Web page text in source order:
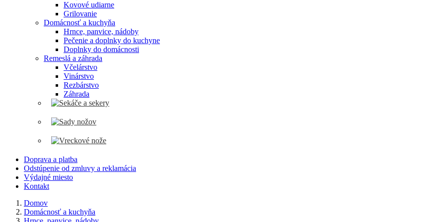
Kovové udiarne
Grilovanie
Domácnosť a kuchyňa
Hrnce, panvice, nádoby
Pečenie a doplnky do kuchyne
Doplnky do domácnosti
Remeslá a záhrada
Včelárstvo
Vinárstvo
Rezbárstvo
Záhrada
Doprava a platba
Odstúpenie od zmluvy a reklamácia
Výdajné miesto
Kontakt
Domov
Domácnosť a kuchyňa